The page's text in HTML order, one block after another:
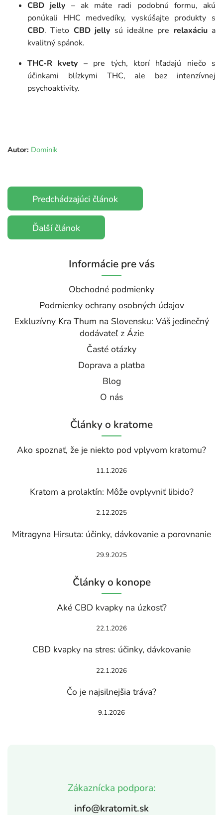
CBD jelly – ak máte radi podobnú formu, akú
ponúkali HHC medvedíky, vyskúšajte produkty s
CBD. Tieto CBD jelly sú ideálne pre relaxáciua
kvalitný spánok.
THC-R kvety – pre tých, ktorí hľadajú niečo s
účinkami blízkymi THC, ale bez intenzívnej
psychoaktivity.
Autor: Dominik
Predchádzajúci článok
Ďalší článok
Zákaznícka podpora:
info@kratomit.sk
Informácie pre vás
Obchodné podmienky
Podmienky ochrany osobných údajov
Exkluzívny Kra Thum na Slovensku: Váš jedinečný
dodávateľ z Ázie
Časté otázky
Doprava a platba
Blog
O nás
Články o kratome
Ako spoznať, že je niekto pod vplyvom kratomu?
11.1.2026
Kratom a prolaktín: Môže ovplyvniť libido?
2.12.2025
Mitragyna Hirsuta: účinky, dávkovanie a porovnanie
29.9.2025
Články o konope
Aké CBD kvapky na úzkosť?
22.1.2026
CBD kvapky na stres: účinky, dávkovanie
22.1.2026
Čo je najsilnejšia tráva?
9.1.2026